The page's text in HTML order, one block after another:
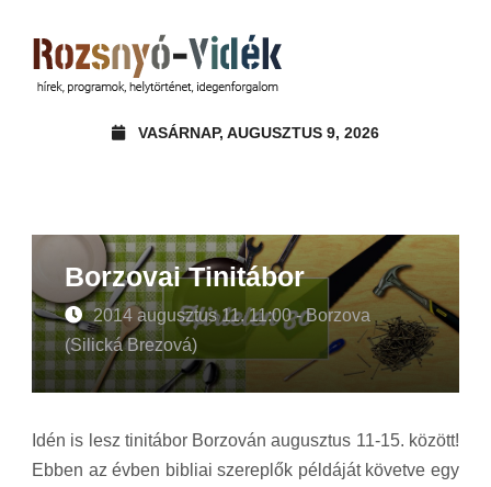
VASÁRNAP, AUGUSZTUS 9, 2026
Borzovai Tinitábor
2014 augusztus 11. 11:00 - Borzova
(Silická Brezová)
Idén is lesz tinitábor Borzován augusztus 11-15. között!
Ebben az évben bibliai szereplők példáját követve egy